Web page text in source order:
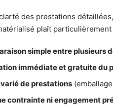
des prestations
plaît
simple entre plusieurs
immédiate et gratuite du
de prestations
contrainte ni engagement